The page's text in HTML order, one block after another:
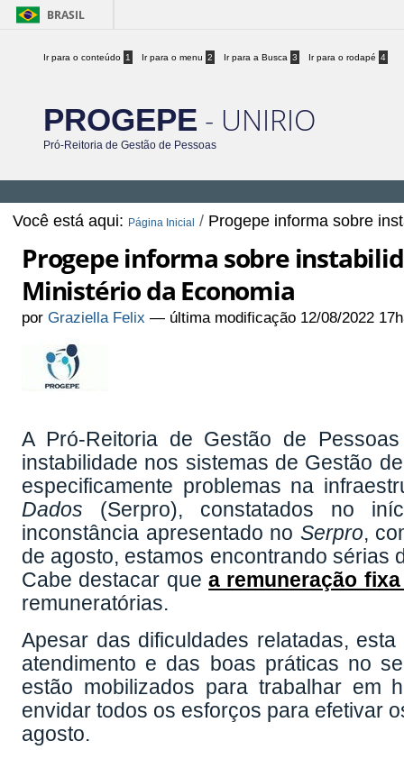
BRASIL
Ir para o conteúdo 1 Ir para o menu 2 Ir para a Busca 3 Ir para o rodapé 4
PROGEPE - UNIRIO
Pró-Reitoria de Gestão de Pessoas
Você está aqui: Página Inicial / Progepe informa sobre
Progepe informa sobre
Ministério da Economia
porGraziella Felix — última modificação 12/08/2022
A Pró-Reitoria de Gestão de
instabilidade nos sistemas de Gestão
especificamente problemas na
Dados (Serpro), constatados no
inconstância apresentado no Serpro,
de agosto, estamos encontrando sérias
Cabe destacar quea remuneração
remuneratórias.
Apesar das dificuldades relatadas,
atendimento e das boas práticas no
estão mobilizados para trabalhar em
envidar todos os esforços para efetivar
agosto.